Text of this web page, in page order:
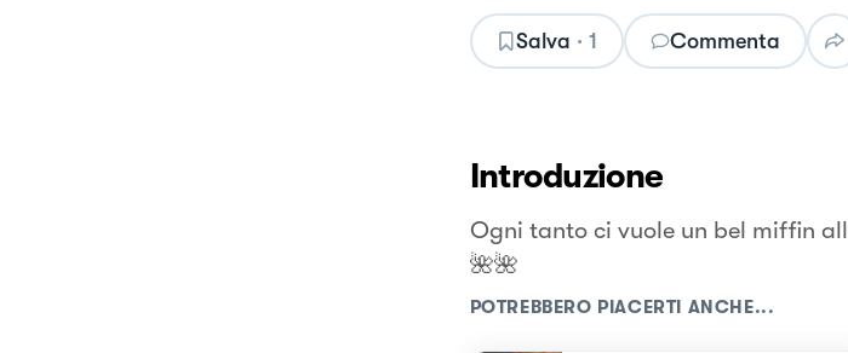
Salva · 1 Commenta
Introduzione
Ogni tanto ci vuole un bel miffin
🌺🌺
POTREBBERO PIACERTI ANCHE...